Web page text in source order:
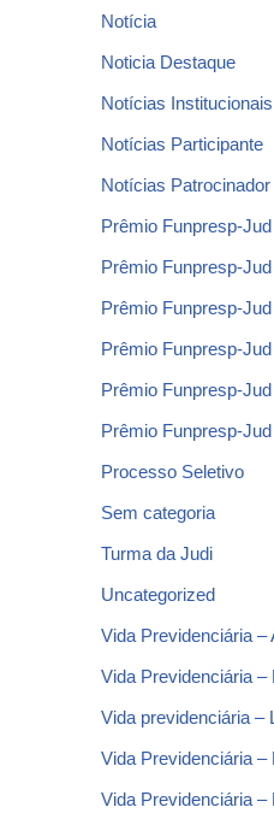
Notícia
Noticia Destaque
Notícias Institucionais
Notícias Participante
Notícias Patrocinador
Prêmio Funpresp-
Prêmio Funpresp-
Prêmio Funpresp-
Prêmio Funpresp-
Prêmio Funpresp-
Prêmio Funpresp-
Processo Seletivo
Sem categoria
Turma da Judi
Uncategorized
Vida Previdenciária –
Vida Previdenciária –
Vida previdenciária –
Vida Previdenciária –
Vida Previdenciária –